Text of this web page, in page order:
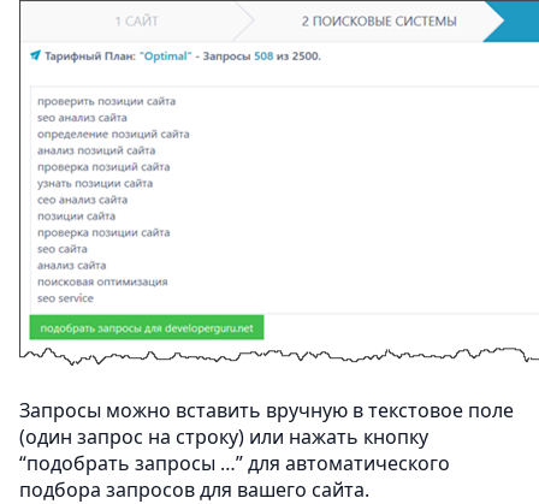
Запросы можно вставить вручную в текстовое поле
(один запрос на строку) или нажать кнопку
“подобрать запросы …” для автоматического
подбора запросов для вашего сайта.